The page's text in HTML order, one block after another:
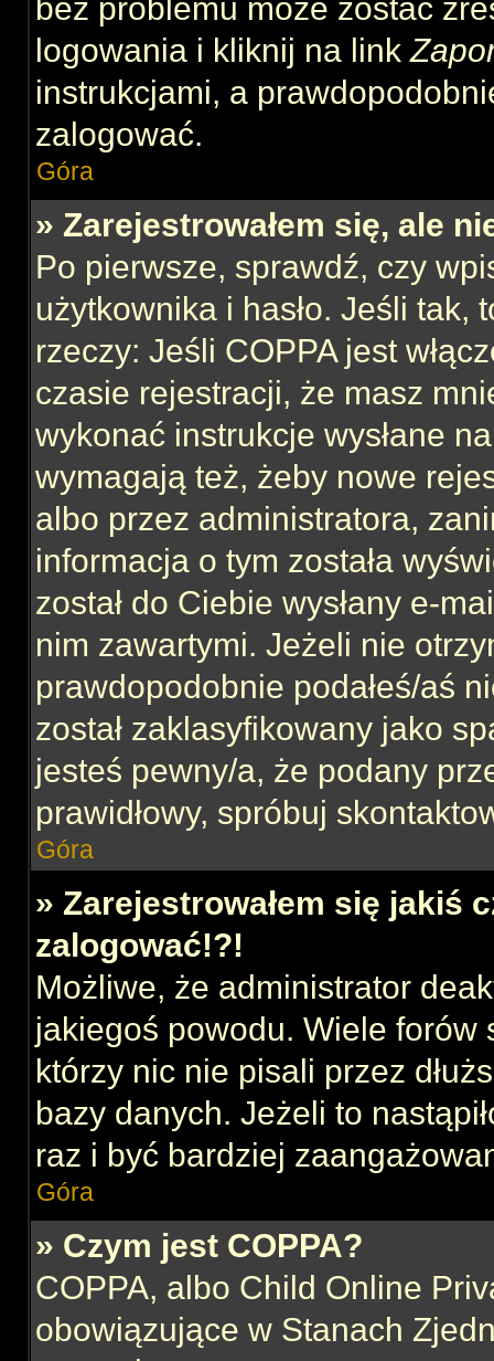
bez problemu może zostać
logowania i kliknij na link
instrukcjami, a
zalogować.
Góra
» Zarejestrowałem się, ale
Po pierwsze, sprawdź, czy
użytkownika i hasło. Jeśli tak,
rzeczy: Jeśli COPPA jest
czasie rejestracji, że masz
wykonać instrukcje wysłane
wymagają też, żeby nowe
albo przez administratora,
informacja o tym została
został do Ciebie wysłany e-
nim zawartymi. Jeżeli nie
prawdopodobnie podałeś/aś
został zaklasyfikowany jako
jesteś pewny/a, że podany
prawidłowy, spróbuj
Góra
» Zarejestrowałem się jakiś
zalogować!?!
Możliwe, że administrator
jakiegoś powodu. Wiele forów
którzy nic nie pisali przez
bazy danych. Jeżeli to
raz i być bardziej
Góra
» Czym jest COPPA?
COPPA, albo Child Online
obowiązujące w Stanach